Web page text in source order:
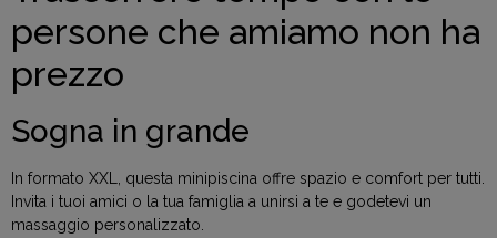
persone che amiamo non ha
prezzo
Sogna in grande
In formato XXL, questa minipiscina offre spazio e comfort per tutti.
Invita i tuoi amici o la tua famiglia a unirsi a te e godetevi un
massaggio personalizzato.